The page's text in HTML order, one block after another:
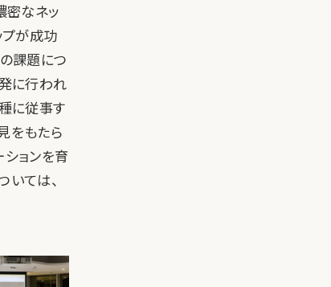
密なネッ
プが成功
課題につ
に行われ
に従事す
をもたら
ョンを育
いては、